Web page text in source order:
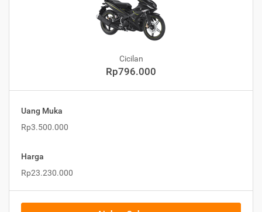
Cicilan
Rp796.000
Uang Muka
Rp3.500.000
Harga
Rp23.230.000